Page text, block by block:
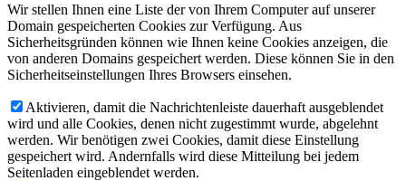
Wir stellen Ihnen eine Liste der von Ihrem Computer auf unserer
Domain gespeicherten Cookies zur Verfügung. Aus
Sicherheitsgründen können wie Ihnen keine Cookies anzeigen, die
von anderen Domains gespeichert werden. Diese können Sie in den
Sicherheitseinstellungen Ihres Browsers einsehen.
Aktivieren, damit die Nachrichtenleiste dauerhaft ausgeblendet
wird und alle Cookies, denen nicht zugestimmt wurde, abgelehnt
werden. Wir benötigen zwei Cookies, damit diese Einstellung
gespeichert wird. Andernfalls wird diese Mitteilung bei jedem
Seitenladen eingeblendet werden.